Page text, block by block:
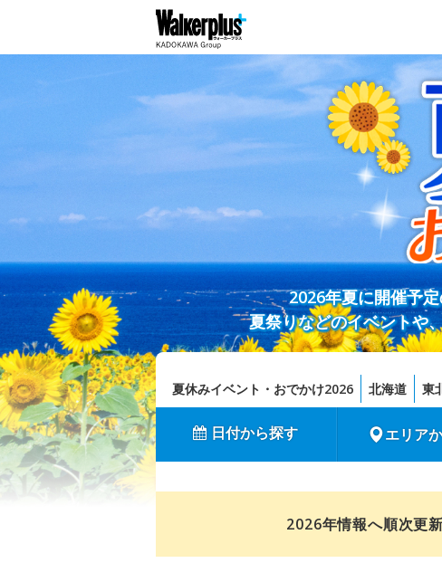
2026年夏に開催予
夏祭りなどのイベントや
夏休みイベント・おでかけ2026 北海道 東
日付から探す エリア
2026年情報へ順次更